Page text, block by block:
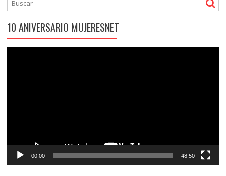
10 ANIVERSARIO MUJERESNET
00:00 48:50